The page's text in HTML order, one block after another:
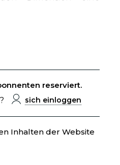
reserviert.
sich einloggen
Inhalten der Website